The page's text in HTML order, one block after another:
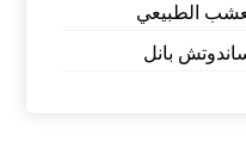
الطبيعي
بانل